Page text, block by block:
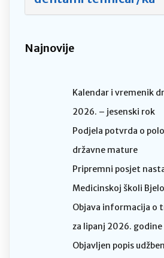
Najnovije
Kalendar i vremenik
2026. – jesenski rok
Podjela potvrda o
državne mature
Pripremni posjet
Medicinskoj školi
Objava informacija o
za lipanj 2026. godine
Objavljen popis